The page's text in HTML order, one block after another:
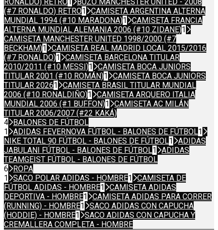
RONALDO) RETRO1
BUZO MANCHESTER UNITED - 2008
(#7 RONALDO) RETRO1
CAMISETA ARGENTINA ALTERNA
MUNDIAL 1994 (#10 MARADONA)1
CAMISETA FRANCIA
ALTERNA MUNDIAL ALEMANIA 2006 (#10 ZIDANE)1
CAMISETA MANCHESTER UNITED 1998/2000 (#7
BECKHAM)1
CAMISETA REAL MADRID LOCAL 2015/2016
(#7 RONALDO)1
CAMISETA BARCELONA TITULAR
2010/2011 (#10 MESSI)1
CAMISETA BOCA JUNIORS
TITULAR 2001 (#10 ROMÁN)1
CAMISETA BOCA JUNIORS
TITULAR 20261
CAMISETA BRASIL TITULAR MUNDIAL
2006 (#10 RONALDIÑO)1
CAMISETA ARQUERO ITALIA
MUNDIAL 2006 (#1 BUFFON)1
CAMISETA AC MILÁN
TITULAR 2006/2007 (#22 KAKÁ)
4
BALONES DE FÚTBOL
1
ADIDAS FEVERNOVA FÚTBOL - BALONES DE FÚTBOL1
NIKE TOTAL 90 FÚTBOL - BALONES DE FÚTBOL1
ADIDAS
JABULANI FÚTBOL - BALONES DE FÚTBOL1
ADIDAS
TEAMGEIST FÚTBOL - BALONES DE FÚTBOL
6
ROPA
1
SACO POLAR ADIDAS - HOMBRE1
CAMISETA DE
FÚTBOL ADIDAS - HOMBRE1
CAMISETA ADIDAS
DEPORTIVA - HOMBRE1
CAMISETA ADIDAS PARA CORRER
(RUNNING) - HOMBRE1
SACO ADIDAS CON CAPUCHA
(HODDIE) - HOMBRE1
SACO ADIDAS CON CAPUCHA Y
CREMALLERA COMPLETA - HOMBRE